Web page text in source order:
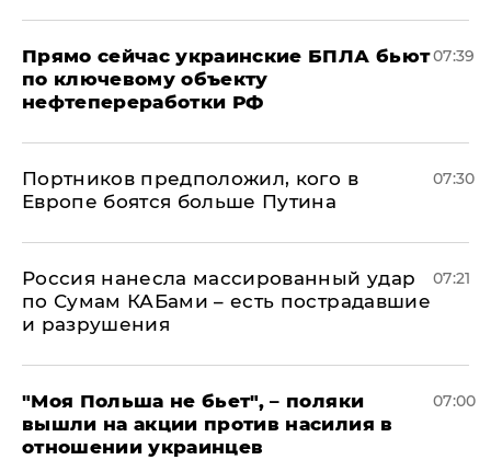
Прямо сейчас украинские БПЛА бьют
по ключевому объекту
нефтепереработки РФ
07:39
Портников предположил, кого в
Европе боятся больше Путина
07:30
Россия нанесла массированный удар
по Сумам КАБами – есть пострадавшие
и разрушения
07:21
"Моя Польша не бьет", – поляки
вышли на акции против насилия в
отношении украинцев
07:00